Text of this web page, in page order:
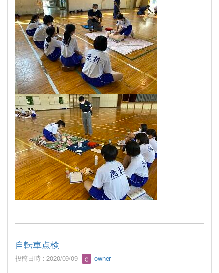
自転車点検
投稿日時 : 2020/09/09 owner